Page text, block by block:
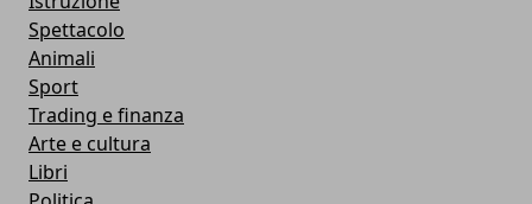
Spettacolo
Animali
Sport
Trading e finanza
Arte e cultura
Libri